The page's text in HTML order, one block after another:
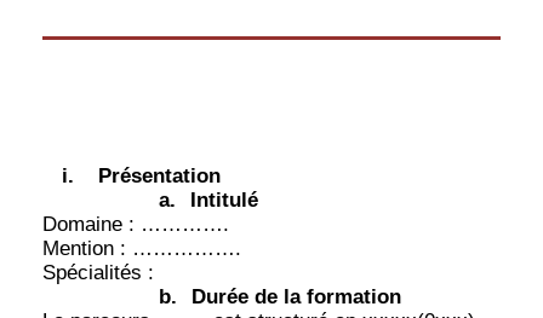
i.
Présentation
a.
Intitulé
Domaine : ………….
Mention : …………….
Spécialités :
b.
Durée de la formation